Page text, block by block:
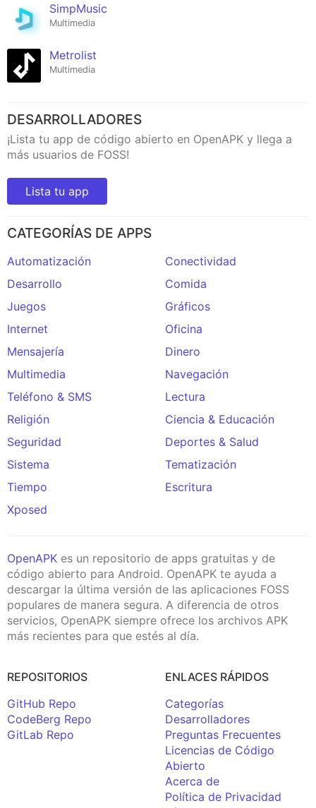
SimpMusic
Multimedia
Metrolist
Multimedia
DESARROLLADORES
¡Lista tu app de código abierto en OpenAPK y llega a
más usuarios de FOSS!
Lista tu app
CATEGORÍAS DE APPS
Automatización
Conectividad
Desarrollo
Comida
Juegos
Gráficos
Internet
Oficina
Mensajería
Dinero
Multimedia
Navegación
Teléfono & SMS
Lectura
Religión
Ciencia & Educación
Seguridad
Deportes & Salud
Sistema
Tematización
Tiempo
Escritura
Xposed
OpenAPK es un repositorio de apps gratuitas y de
código abierto para Android. OpenAPK te ayuda a
descargar la última versión de las aplicaciones FOSS
populares de manera segura. A diferencia de otros
servicios, OpenAPK siempre ofrece los archivos APK
más recientes para que estés al día.
REPOSITORIOS
GitHub Repo
CodeBerg Repo
GitLab Repo
ENLACES RÁPIDOS
Categorías
Desarrolladores
Preguntas Frecuentes
Licencias de Código
Abierto
Acerca de
Política de Privacidad